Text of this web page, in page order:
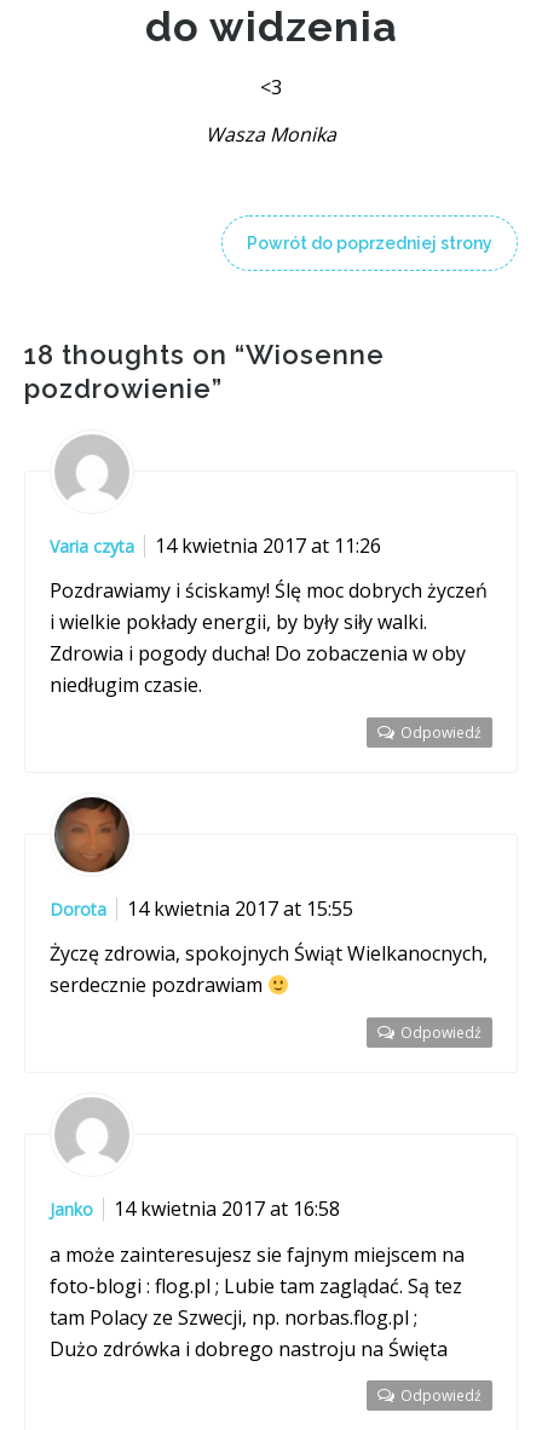
do widzenia
<3
Wasza Monika
Powrót do poprzedniej strony
18 thoughts on “Wiosenne
pozdrowienie”
Varia czyta
14 kwietnia 2017 at 11:26
Pozdrawiamy i ściskamy! Ślę moc dobrych życzeń
i wielkie pokłady energii, by były siły walki.
Zdrowia i pogody ducha! Do zobaczenia w oby
niedługim czasie.
Odpowiedź
Dorota
14 kwietnia 2017 at 15:55
Życzę zdrowia, spokojnych Świąt Wielkanocnych,
serdecznie pozdrawiam
Odpowiedź
Janko
14 kwietnia 2017 at 16:58
a może zainteresujesz sie fajnym miejscem na
foto-blogi : flog.pl ; Lubie tam zaglądać. Są tez
tam Polacy ze Szwecji, np. norbas.flog.pl ;
Dużo zdrówka i dobrego nastroju na Święta
Odpowiedź